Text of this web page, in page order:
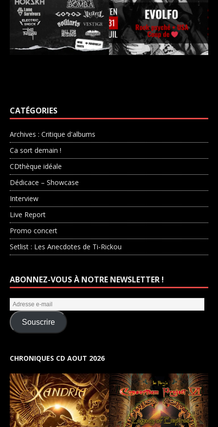
CATÉGORIES
Archives : Critique d'albums
Ca sort demain !
CDthèque idéale
Dédicace – Showcase
Interview
Live Report
Promo concert
Setlist : Les Anecdotes de Ti-Rickou
ABONNEZ-VOUS À NOTRE NEWSLETTER !
Souscrire
CHRONIQUES CD AOUT 2026